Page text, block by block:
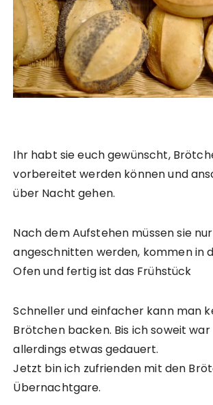
Ihr habt sie euch gewünscht,
vorbereitet werden können und
über Nacht gehen.
Nach dem Aufstehen müssen sie
angeschnitten werden, kommen in
Ofen und fertig ist das Frühstück
Schneller und einfacher kann man
Brötchen backen. Bis ich soweit
allerdings etwas gedauert.
Jetzt bin ich zufrienden mit den
Übernachtgare.